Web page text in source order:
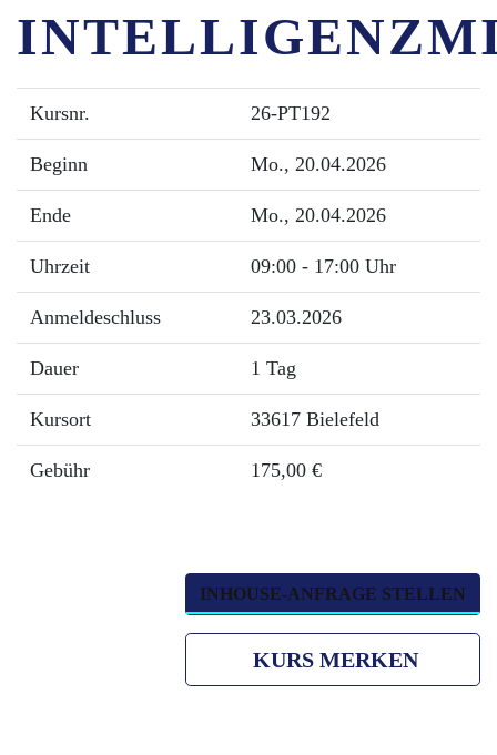
Kursnr. 26-PT192
Beginn Mo., 20.04.2026
Ende Mo., 20.04.2026
Uhrzeit 09:00 - 17:00 Uhr
Anmeldeschluss 23.03.2026
Dauer 1 Tag
Kursort 33617 Bielefeld
Gebühr 175,00 €
INHOUSE-ANFRAGE STELLEN
KURS MERKEN